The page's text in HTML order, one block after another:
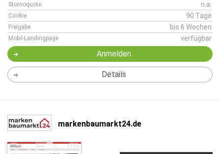
Stornoquote n.a.
Cookie 90 Tage
Freigabe bis 6 Wochen
Mobil-Landingpage verfügbar
Anmelden
Details
markenbaumarkt24.de